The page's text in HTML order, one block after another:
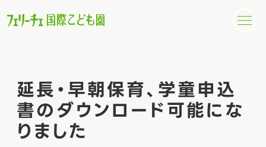
延長・早朝保育、学童申込
書のダウンロード可能にな
りました